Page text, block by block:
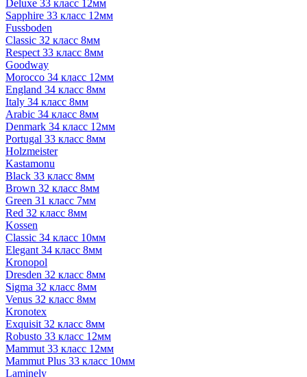
Deluxe 33 класс 12мм
Sapphire 33 класс 12мм
Fussboden
Classic 32 класс 8мм
Respect 33 класс 8мм
Goodway
Morocco 34 класс 12мм
England 34 класс 8мм
Italy 34 класс 8мм
Arabic 34 класс 8мм
Denmark 34 класс 12мм
Portugal 33 класс 8мм
Holzmeister
Kastamonu
Black 33 класс 8мм
Brown 32 класс 8мм
Green 31 класс 7мм
Red 32 класс 8мм
Kossen
Classic 34 класс 10мм
Elegant 34 класс 8мм
Kronopol
Dresden 32 класс 8мм
Sigma 32 класс 8мм
Venus 32 класс 8мм
Kronotex
Exquisit 32 класс 8мм
Robusto 33 класс 12мм
Mammut 33 класс 12мм
Mammut Plus 33 класс 10мм
Laminely